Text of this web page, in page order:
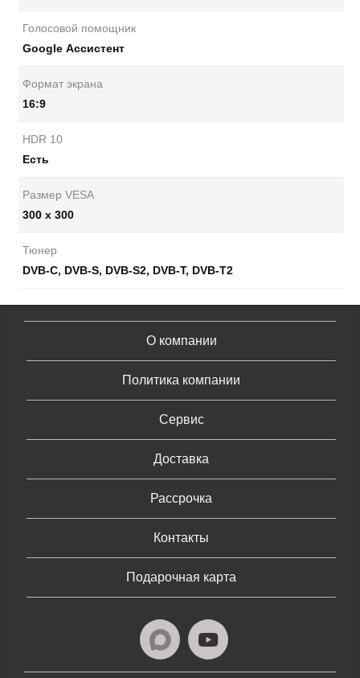
Голосовой помощник
Google Ассистент
Формат экрана
16:9
HDR 10
Есть
Размер VESA
300 х 300
Тюнер
DVB-C, DVB-S, DVB-S2, DVB-T, DVB-T2
О компании
Политика компании
Сервис
Доставка
Рассрочка
Контакты
Подарочная карта